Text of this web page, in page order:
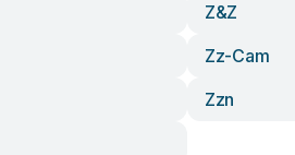
Z&z
Zz-Cam
Zzn